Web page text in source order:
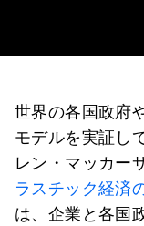
世界の各国政府
モデルを実証し
レン・マッカー
ラスチック経済
は、企業と各国